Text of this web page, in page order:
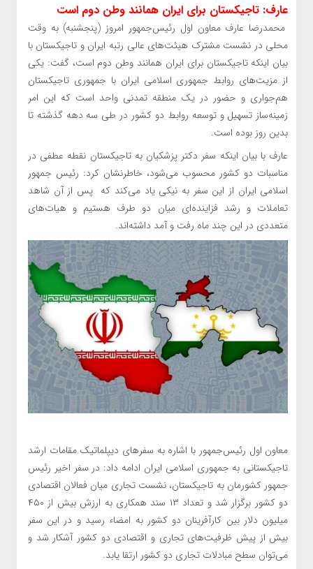
عارف: تاجیکستان برای ایران همانند وطن دوم است
محمدرضا عارف معاون اول رئیس‌جمهور امروز (پنجشنبه) به وقت
محلی در نشست مشترک هیئت‌های عالی رتبه ایران و تاجیکستان با
بیان اینکه تاجیکستان برای ایران همانند وطن دوم است، گفت: یکی
از مزیت‌های روابط جمهوری اسلامی ایران با جمهوری تاجیکستان
هم‌جواری و حضور در یک منطقه تمدنی واحد است که این امر
زمینه‌ساز تسهیل و توسعه روابط دو کشور در طی سه دهه گذشته تا
بدین روز بوده است.
عارف با بیان اینکه سفر دکتر پزشکیان به تاجیکستان نقطه عطفی در
مناسبات دو کشور محسوب می‌شود، خاطرنشان کرد: رئیس جمهور
اسلامی ایران از این سفر به نیکی یاد می‌کند که پس از آن شاهد
تعاملات و رشد فزاینده‌ای میان دو طرف هستیم و هیات‌های
متعددی در این چند ماه رفت و آمد داشته‌اند.
معاون اول رئیس‌جمهور با اشاره به سفرهای دیپلماتیک مقامات ارشد
تاجیکستانی به جمهوری اسلامی ایران ادامه داد: در سفر اخیر رئیس
جمهور کشورمان به تاجیکستان، نشست تجاری میان فعالان اقتصادی
دو کشور برگزار شد و تعداد ۱۳ سند همکاری به ارزش بیش از ۴۵۰
میلیون دلار بین کارآفرینان دو کشور به امضاء رسید و در این سفر
بیش از پیش ظرفیت‌های تجاری و اقتصادی دو کشور آشکار شد و
می‌توان سطح مبادلات تجاری دو کشور ارتقا یابد.